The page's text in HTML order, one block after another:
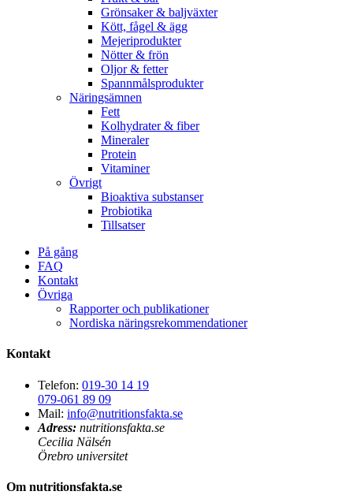
Grönsaker & baljväxter
Kött, fågel & ägg
Mejeriprodukter
Nötter & frön
Oljor & fetter
Spannmålsprodukter
Näringsämnen
Fett
Kolhydrater & fiber
Mineraler
Protein
Vitaminer
Övrigt
Bioaktiva substanser
Probiotika
Tillsatser
På gång
FAQ
Kontakt
Övriga
Rapporter och publikationer
Nordiska näringsrekommendationer
Kontakt
Telefon: 019-30 14 19
079-061 89 09
Mail: info@nutritionsfakta.se
Adress: nutritionsfakta.se
Cecilia Nälsén
Örebro universitet
Om nutritionsfakta.se